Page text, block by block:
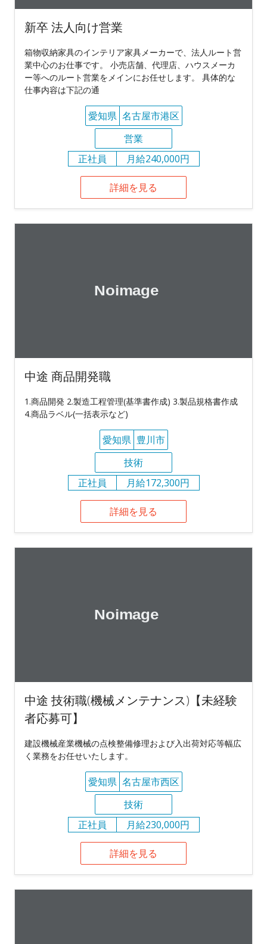
新卒 法人向け営業
箱物収納家具のインテリア家具メーカーで、法人ルート営
業中心のお仕事です。 小売店舗、代理店、ハウスメーカ
ー等へのルート営業をメインにお任せします。 具体的な
仕事内容は下記の通
愛知県 名古屋市港区
営業
正社員
月給240,000円
詳細を見る
中途 商品開発職
1.商品開発 2.製造工程管理(基準書作成) 3.製品規格書作成
4.商品ラベル(一括表示など)
愛知県 豊川市
技術
正社員
月給172,300円
詳細を見る
中途 技術職(機械メンテナンス)【未経験
者応募可】
建設機械産業機械の点検整備修理および入出荷対応等幅広
く業務をお任せいたします。
愛知県 名古屋市西区
技術
正社員
月給230,000円
詳細を見る